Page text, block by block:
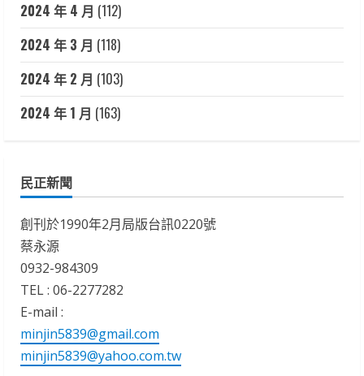
2024 年 4 月 (112)
2024 年 3 月 (118)
2024 年 2 月 (103)
2024 年 1 月 (163)
民正新聞
創刊於1990年2月局版台訊0220號
蔡永源
0932-984309
TEL : 06-2277282
E-mail :
minjin5839@gmail.com
minjin5839@yahoo.com.tw